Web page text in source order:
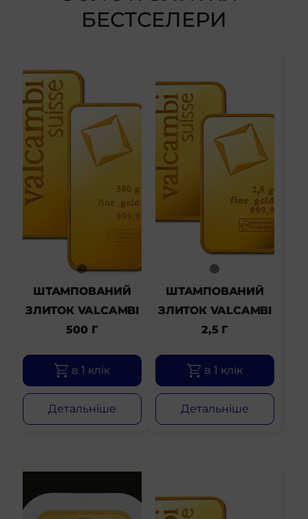
БЕСТСЕЛЕРИ
ШТАМПОВАНИЙ
ЗЛИТОК VALCAMBI
500 Г
в 1 клік
Детальніше
ШТАМПОВАНИЙ
ЗЛИТОК VALCAMBI
2,5 Г
в 1 клік
Детальніше